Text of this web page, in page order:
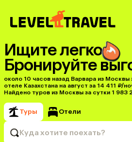
Ищите легко
Бронируйте
около 10 часов назад Варвара из
отеле Казахстана на август за 14 411 ₽/
Найдено туров из Москвы за сутки 1 983
Туры Отели
Куда хотите поехать?